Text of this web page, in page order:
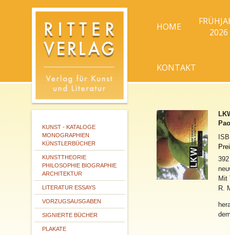
HOME
2026
KONTAKT
KUNST - KATALOGE
MONOGRAPHIEN
KÜNSTLERBÜCHER
KUNSTTHEORIE
PHILOSOPHIE BIOGRAPHIE
ARCHITEKTUR
LITERATUR ESSAYS
VORZUGSAUSGABEN
SIGNIERTE BÜCHER
PLAKATE
Mit
R.